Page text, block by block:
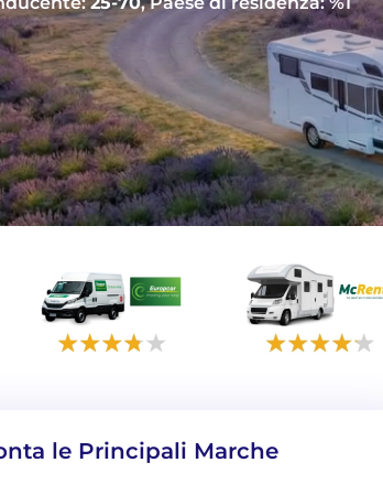
le Principali Marche